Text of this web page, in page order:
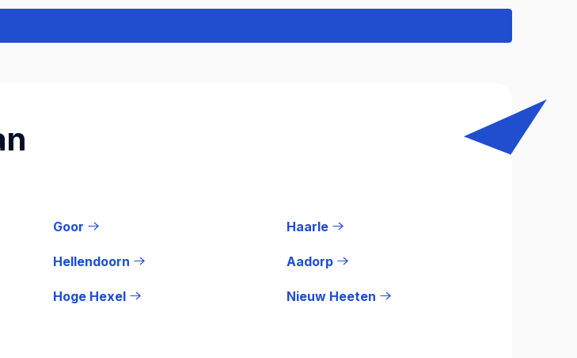
Goor
Hellendoorn
Hoge Hexel
Haarle
Aadorp
Nieuw Heeten